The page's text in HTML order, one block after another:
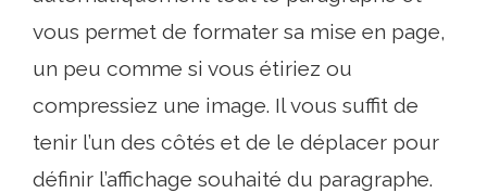
vous permet de formater sa mise en page,
un peu comme si vous étiriez ou
compressiez une image. Il vous suffit de
tenir l’un des côtés et de le déplacer pour
définir l’affichage souhaité du paragraphe.